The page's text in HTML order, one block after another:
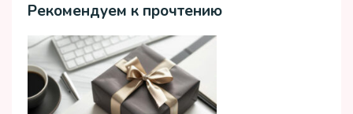
Рекомендуем к прочтению